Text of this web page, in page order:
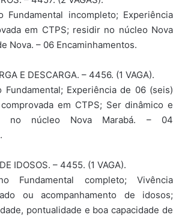
Fundamental incompleto; Experiência
em CTPS; residir no núcleo Nova
Nova. – 06 Encaminhamentos.
E DESCARGA. – 4456. (1 VAGA).
Fundamental; Experiência de 06 (seis)
em CTPS; Ser dinâmico e
no núcleo Nova Marabá. – 04
IDOSOS. – 4455. (1 VAGA).
Fundamental completo; Vivência
ou acompanhamento de idosos;
pontualidade e boa capacidade de